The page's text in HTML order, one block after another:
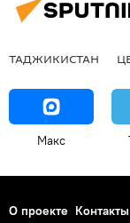
ТАДЖИКИСТАН
Макс
О проекте Контакты